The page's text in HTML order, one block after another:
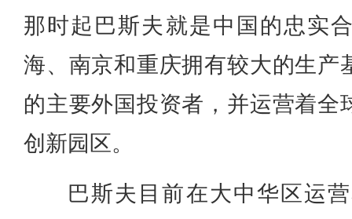
那时起巴斯夫就是中国的忠实
海、南京和重庆拥有较大的生产
的主要外国投资者，并运营着全
创新园区。
巴斯夫目前在大中华区运